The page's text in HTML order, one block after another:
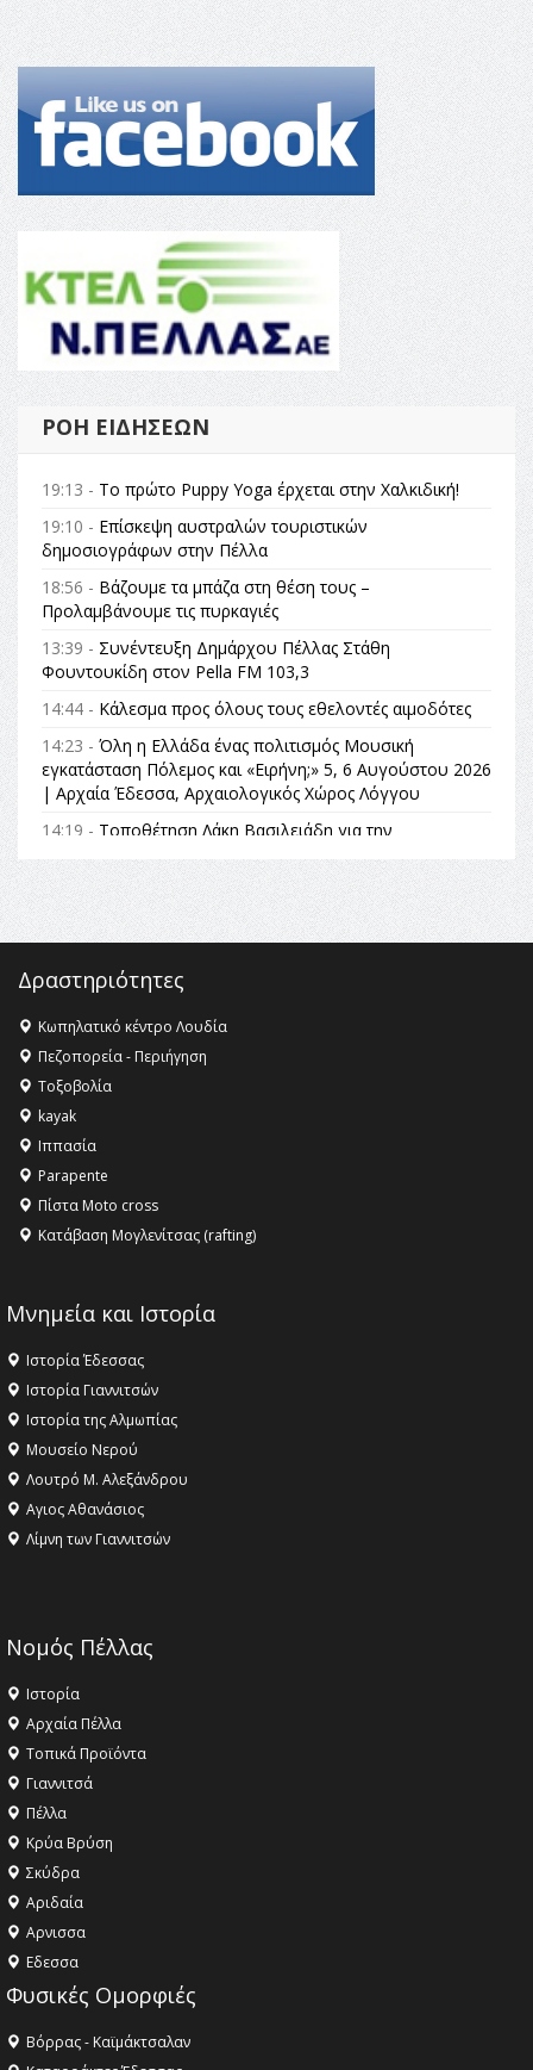
ΡΟΉ ΕΙΔΉΣΕΩΝ
19:13 - Το πρώτο Puppy Yoga έρχεται στην Χαλκιδική!
19:10 - Επίσκεψη αυστραλών τουριστικών
δημοσιογράφων στην Πέλλα
18:56 - Βάζουμε τα μπάζα στη θέση τους –
Προλαμβάνουμε τις πυρκαγιές
13:39 - Συνέντευξη Δημάρχου Πέλλας Στάθη
Φουντουκίδη στον Pella FM 103,3
14:44 - Κάλεσμα προς όλους τους εθελοντές αιμοδότες
14:23 - Όλη η Ελλάδα ένας πολιτισμός Μουσική
εγκατάσταση Πόλεμος και «Ειρήνη;» 5, 6 Αυγούστου 2026
| Αρχαία Έδεσσα, Αρχαιολογικός Χώρος Λόγγου
14:19 - Τοποθέτηση Λάκη Βασιλειάδη για την
θεσμικές διαδικασίες υπάρχει μόνο η ευθύνη απέναντι
στις επόμενες γενιές»
16:35 -Το πρόγραμμα του ΠΑΟΚ στον δεύτερο γύρο του
16:27 - Όλυμπος: Εντάχθηκε στον Κατάλογο Παγκόσμιας
Κληρονομιάς της UNESCO – Ομόφωνη η απόφαση Ο
Όλυμπος αναγνωρίστηκε ως φυσικό και πολιτιστικό
αγαθό εξέχουσας οικουμενικής αξίας για την
ανθρωπότητα
16:18 -
ΣΤΗΝ ΕΔΕΣΣΑ
Δραστηριότητες
Κωπηλατικό κέντρο Λουδία
Πεζοπορεία - Περιήγηση
Τοξοβολία
kayak
Ιππασία
Parapente
Πίστα Moto cross
Κατάβαση Μογλενίτσας (rafting)
Μνημεία και Ιστορία
Ιστορία Έδεσσας
Ιστορία Γιαννιτσών
Ιστορία της Αλμωπίας
Μουσείο Νερού
Λουτρό Μ. Αλεξάνδρου
Αγιος Αθανάσιος
Λίμνη των Γιαννιτσών
Νομός Πέλλας
Ιστορία
Αρχαία Πέλλα
Τοπικά Προϊόντα
Γιαννιτσά
Πέλλα
Κρύα Βρύση
Σκύδρα
Αριδαία
Aρνισσα
Eδεσσα
Φυσικές Ομορφιές
Βόρρας - Καϊμάκτσαλαν